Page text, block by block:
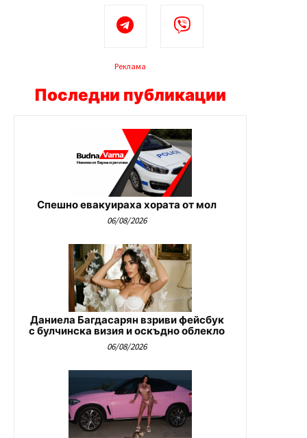
Реклама
Последни публикации
Спешно евакуираха хората от мол
06/08/2026
Даниела Багдасарян взриви фейсбук
с булчинска визия и оскъдно облекло
06/08/2026